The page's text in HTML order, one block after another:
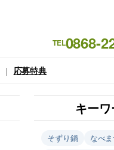
TEL0868-
応募特典
キー
そずり鍋
なべ